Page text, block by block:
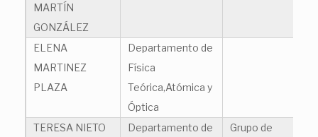
MARTÍN
GONZÁLEZ
ELENA
MARTINEZ
PLAZA
Departamento de
Física
Teórica,Atómica y
Óptica
TERESA NIETO
Departamento de
Grupo de